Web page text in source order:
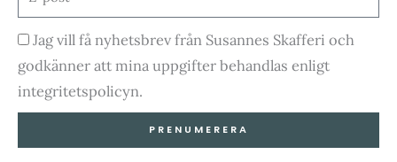
o
k
-
r
a
m
e
post
Godkännande
Jag vill få nyhetsbrev från Susannes Skafferi och
godkänner att mina uppgifter behandlas enligt
integritetspolicyn.
PRENUMERERA